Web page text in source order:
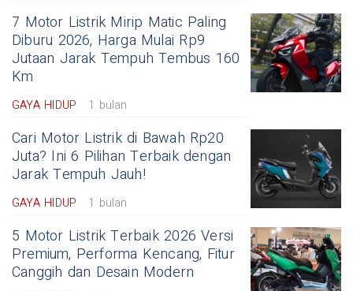
7 Motor Listrik Mirip Matic Paling
Diburu 2026, Harga Mulai Rp9
Jutaan Jarak Tempuh Tembus 160
Km
GAYA HIDUP 1 bulan
Cari Motor Listrik di Bawah Rp20
Juta? Ini 6 Pilihan Terbaik dengan
Jarak Tempuh Jauh!
GAYA HIDUP 1 bulan
5 Motor Listrik Terbaik 2026 Versi
Premium, Performa Kencang, Fitur
Canggih dan Desain Modern